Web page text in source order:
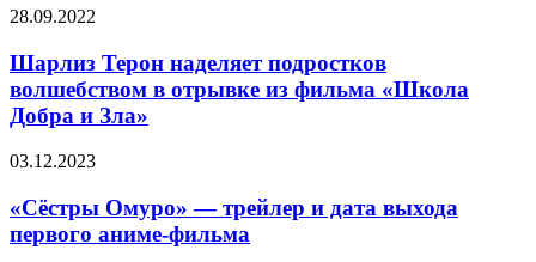
тизере
«Презумпция
невиновности»
Шарлиз
наделяет
подростков
волшебством
в
из
«Школа
Добра
28.09.2022
Шарлиз Терон наделяет подростков
волшебством в отрывке из фильма «Школа
Добра и Зла»
«Сёстры
—
трейлер
и
03.12.2023
«Сёстры Омуро» — трейлер и дата выхода
первого аниме-фильма